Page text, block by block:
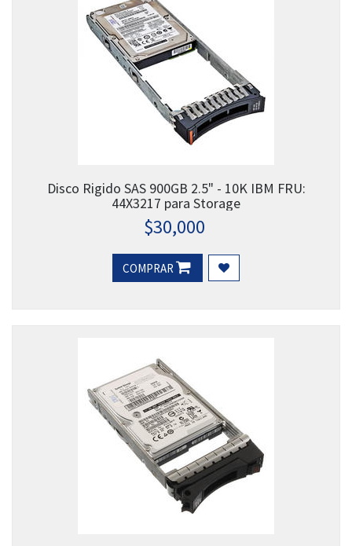
Disco Rigido SAS 900GB 2.5" - 10K IBM FRU:
44X3217 para Storage
$30,000
COMPRAR